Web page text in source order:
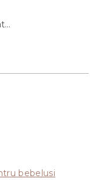
bebelusi